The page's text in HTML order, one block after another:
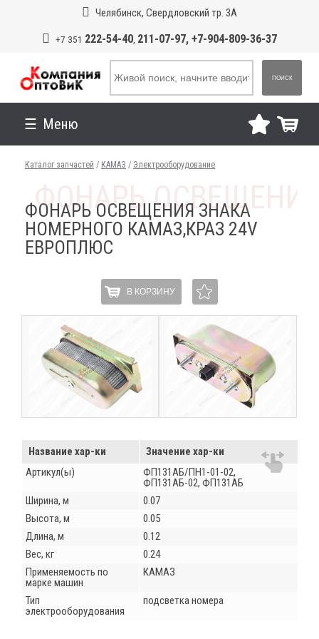
Челябинск, Свердловский тр. 3А
+7 351 222-54-40, 211-07-97, +7-904-809-36-37
ПОИСК
Меню
Каталог запчастей / КАМАЗ / Электрооборудование
ФОНАРЬ ОСВЕЩЕНИЯ ЗНАКА
НОМЕРНОГО КАМАЗ,КРАЗ 24V
ЕВРОПЛЮС
В КОРЗИНУ
Название хар-ки
Значение хар-ки
Артикул(ы)
ФП131АБ/ПН1-01-02,
ФП131АБ-02, ФП131АБ
Ширина, м
0.07
Высота, м
0.05
Длина, м
0.12
Вес, кг
0.24
Применяемость по
марке машин
КАМАЗ
Тип
электрооборудования
подсветка номера